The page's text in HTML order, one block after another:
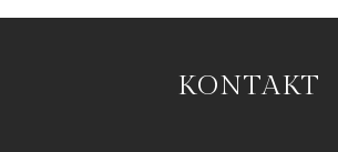
KONTAKT